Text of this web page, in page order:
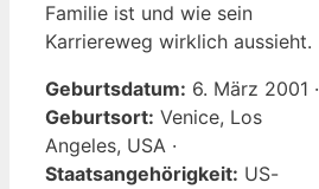
Familie ist und wie sein
Karriereweg wirklich aussieht.
Geburtsdatum: 6. März 2001 ·
Geburtsort: Venice, Los
Angeles, USA ·
Staatsangehörigkeit: US-